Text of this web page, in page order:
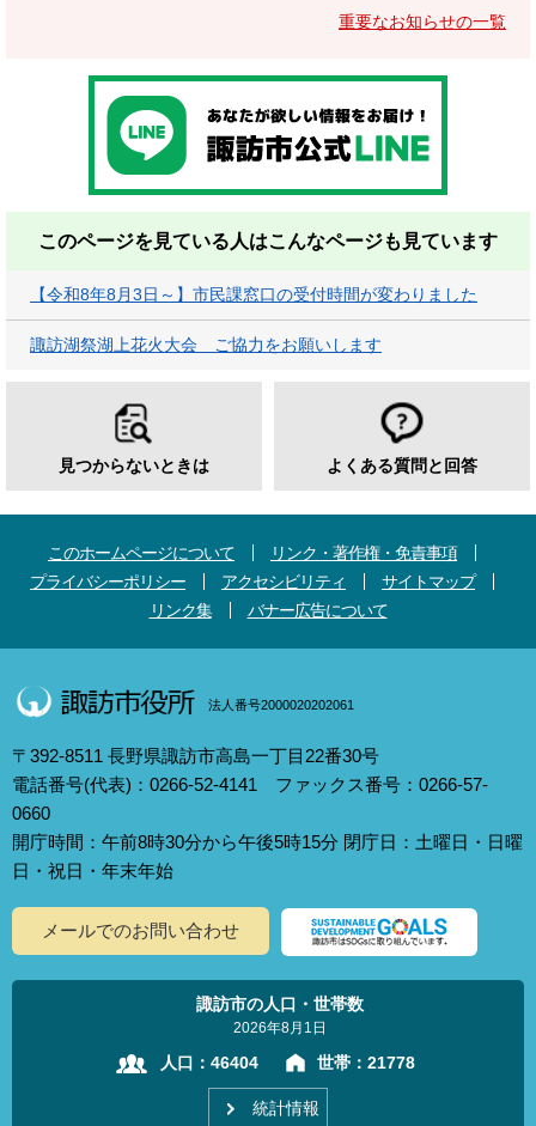
重要なお知らせの一覧
このページを見ている人はこんなページも見ています
【令和8年8月3日～】市民課窓口の受付時間が変わりました
諏訪湖祭湖上花火大会 ご協力をお願いします
見つからないときは よくある質問と回答
このホームページについて
リンク・著作権・免責事項
プライバシーポリシー
アクセシビリティ
サイトマップ
リンク集
バナー広告について
法人番号2000020202061
〒392-8511 長野県諏訪市高島一丁目22番30号
電話番号(代表)：0266-52-4141 ファックス番号：0266-57-
0660
開庁時間：午前8時30分から午後5時15分 閉庁日：土曜日・日曜
日・祝日・年末年始
メールでのお問い合わせ
諏訪市の人口・世帯数
2026年8月1日
人口： 46404 世帯： 21778
統計情報